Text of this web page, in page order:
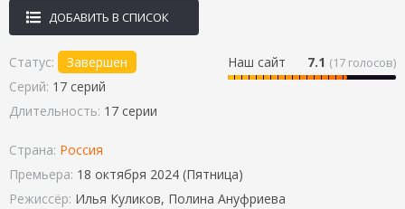
ДОБАВИТЬ В СПИСОК
Наш сайт 7.1 (17 голосов)
Статус:
Завершен
Серий: 17 серий
Длительность: 17 серии
Страна: Россия
Премьера: 18 октября 2024 (Пятница)
Режиссёр: Илья Куликов, Полина Ануфриева